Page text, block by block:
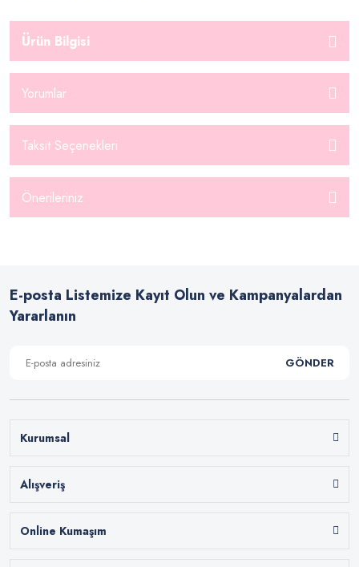
Ürün Bilgisi
Yorumlar
Taksit Seçenekleri
Önerileriniz
E-posta Listemize Kayıt Olun ve Kampanyalardan
Yararlanın
GÖNDER
Kurumsal
Alışveriş
Online Kumaşım